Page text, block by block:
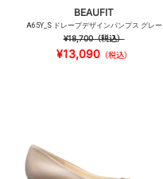
BEAUFIT
A65Y_S ドレープデザインパンプス グレー
¥18,700（税込）
¥13,090（税込）